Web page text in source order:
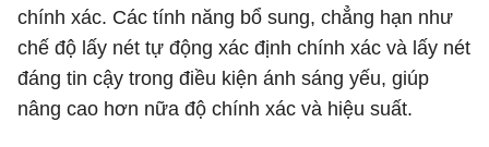
chính xác. Các tính năng bổ sung, chẳng hạn như
chế độ lấy nét tự động xác định chính xác và lấy nét
đáng tin cậy trong điều kiện ánh sáng yếu, giúp
nâng cao hơn nữa độ chính xác và hiệu suất.